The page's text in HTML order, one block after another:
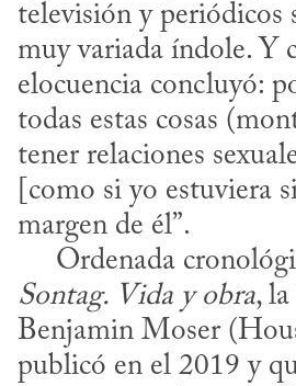
televisión y periódicos
muy variada índole. Y
elocuencia concluyó:
todas estas cosas
tener relaciones
[como si yo estuviera
margen de él”.
Sontag. Vida y obra,
Benjamin Moser
publicó en el 2019 y